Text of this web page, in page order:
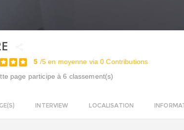
5 /5 en moyenne via 0 Contributions
page participe à 6 classement(s)
INTERVIEW LOCALISATION